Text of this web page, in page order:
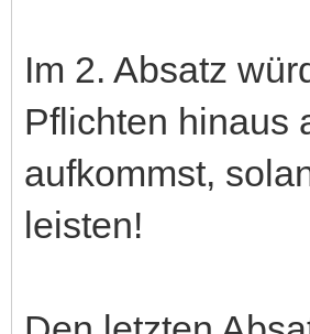
Im 2. Absatz
Pflichten hinaus
aufkommst,
leisten!